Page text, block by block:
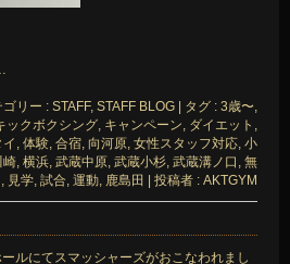
ゴリー : STAFF, STAFF BLOG | タグ : 3歳〜,
ックボクシング, キャンペーン, ダイエット ,
, 体験, 合宿, 向河原, 女性スタッフ対応, 小
崎, 横浜, 武蔵中原, 武蔵小杉, 武蔵溝ノ口 , 無
, 見学, 試合, 運動, 鹿島田 | 投稿者 : AKTGYM
ルにてスマッシャーズがおこなわれまし